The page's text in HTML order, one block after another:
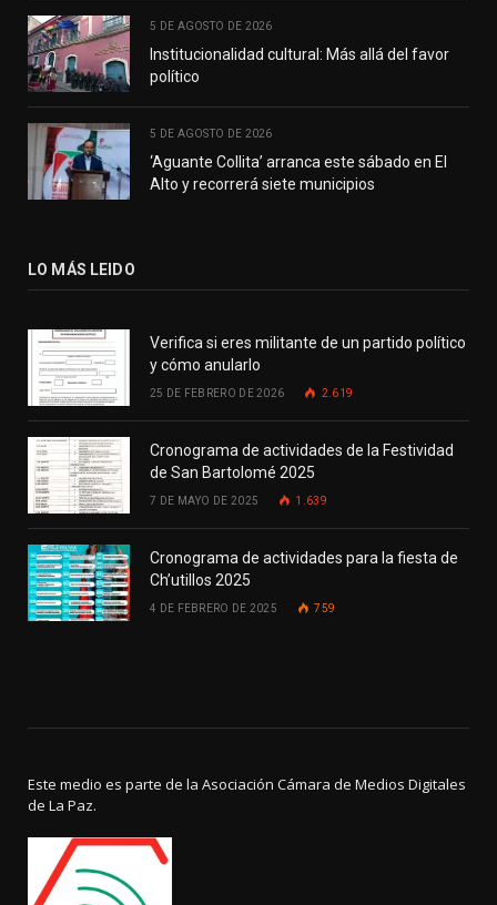
5 DE AGOSTO DE 2026
Institucionalidad cultural: Más allá del favor
político
5 DE AGOSTO DE 2026
‘Aguante Collita’ arranca este sábado en El
Alto y recorrerá siete municipios
LO MÁS LEIDO
Verifica si eres militante de un partido político
y cómo anularlo
25 DE FEBRERO DE 2026 2.619
Cronograma de actividades de la Festividad
de San Bartolomé 2025
7 DE MAYO DE 2025 1.639
Cronograma de actividades para la fiesta de
Ch’utillos 2025
4 DE FEBRERO DE 2025 759
Este medio es parte de la Asociación Cámara de Medios Digitales
de La Paz.